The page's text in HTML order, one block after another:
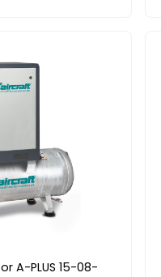
A-PLUS 15-08-